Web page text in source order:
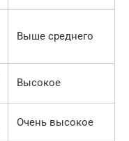
Выше среднего
Высокое
Очень высокое